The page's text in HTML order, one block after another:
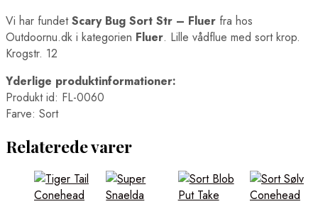
Vi har fundetScary Bug Sort Str – Fluer fra hos
Outdoornu.dk i kategorien Fluer. Lille vådflue med sort krop.
Krogstr. 12
Yderlige produktinformationer:
Produkt id: FL-0060
Farve: Sort
Relaterede varer